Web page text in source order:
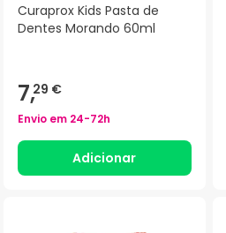
Curaprox Kids Pasta de
Dentes Morando 60ml
7,29 €
Envio em 24-72h
Adicionar